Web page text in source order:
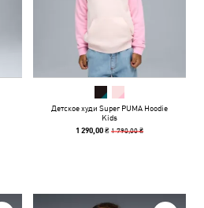
Детское худи Super PUMA Hoodie
Kids
1 290,00 ₴1 790,00 ₴